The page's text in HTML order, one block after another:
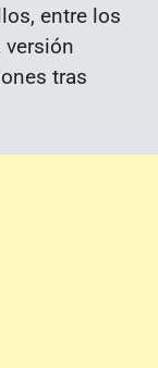
entre los
versión
tras